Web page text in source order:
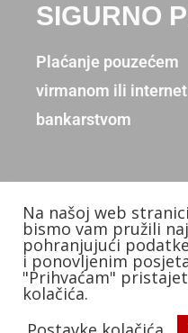
SIGURNO
Plaćanje pouzećem
virmanom ili internet
bankarstvom
Copyright © 2026.
Izradio: KB Studios
Na našoj web
bismo vam pružili
pohranjujući
i ponovljenim
"Prihvaćam"
kolačića.